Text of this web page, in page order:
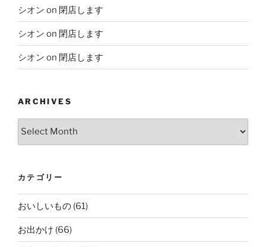
シオン on 閉店します
シオン on 閉店します
シオン on 閉店します
ARCHIVES
Archives
カテゴリー
おいしいもの (61)
お出かけ (66)